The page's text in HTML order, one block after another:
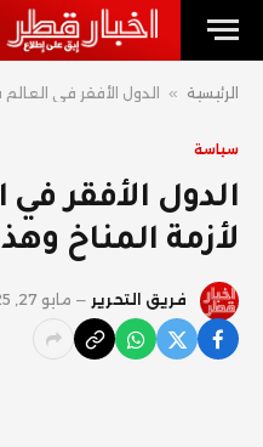
الرئيسية » الدول الأفقر في
سياسة
الدول الأفقر
لأزمة المناخ
فريق التحرير مايو 27, 2025